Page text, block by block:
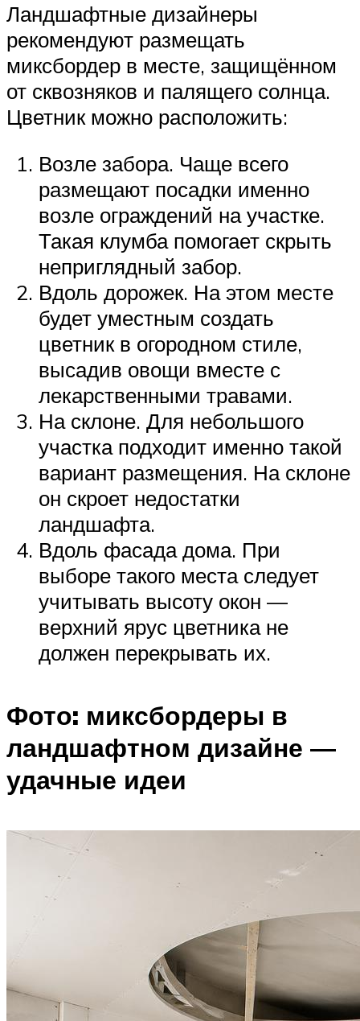
Ландшафтные дизайнеры
рекомендуют размещать
миксбордер в месте, защищённом
от сквозняков и палящего солнца.
Цветник можно расположить:
Возле забора. Чаще всего
размещают посадки именно
возле ограждений на участке.
Такая клумба помогает скрыть
неприглядный забор.
Вдоль дорожек. На этом месте
будет уместным создать
цветник в огородном стиле,
высадив овощи вместе с
лекарственными травами.
На склоне. Для небольшого
участка подходит именно такой
вариант размещения. На склоне
он скроет недостатки
ландшафта.
Вдоль фасада дома. При
выборе такого места следует
учитывать высоту окон —
верхний ярус цветника не
должен перекрывать их.
Фото: миксбордеры в
ландшафтном дизайне —
удачные идеи